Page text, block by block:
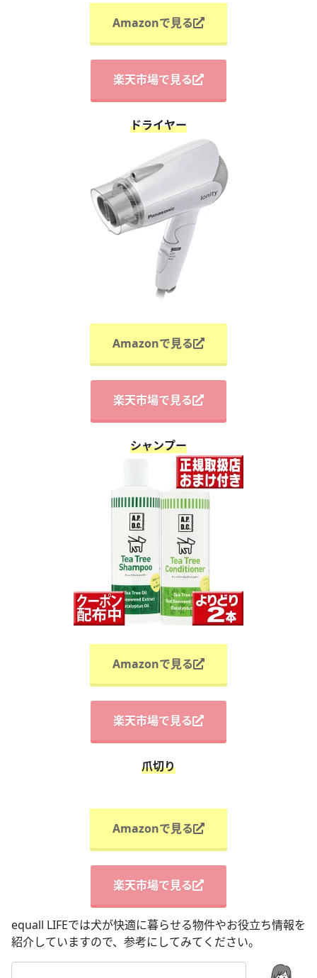
Amazonで見る
楽天市場で見る
ドライヤー
Amazonで見る
楽天市場で見る
シャンプー
Amazonで見る
楽天市場で見る
爪切り
Amazonで見る
楽天市場で見る
equall LIFEでは犬が快適に暮らせる物件やお役立ち情報を
紹介していますので、参考にしてみてください。